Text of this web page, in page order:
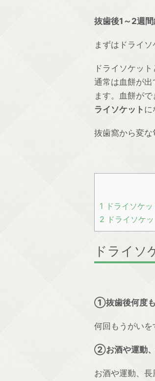
抜歯後1～2週
まずはドライソ
ドライソケッ
通常は血餅が
ます。血餅が
ライソケット に
抜歯窩から変な
1 ドライソケ
2 ドライソケ
ドライソ
①抜歯後何度
何回もうがいを
②お酒や運動、
お酒や運動、